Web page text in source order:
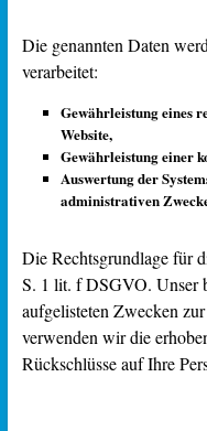
Die genannten Daten
verarbeitet:
Gewährleistung eines
Website,
Gewährleistung einer
Auswertung der
administrativen
Die Rechtsgrundlage für
S. 1 lit. f DSGVO. Unser
aufgelisteten Zwecken
verwenden wir die
Rückschlüsse auf Ihre